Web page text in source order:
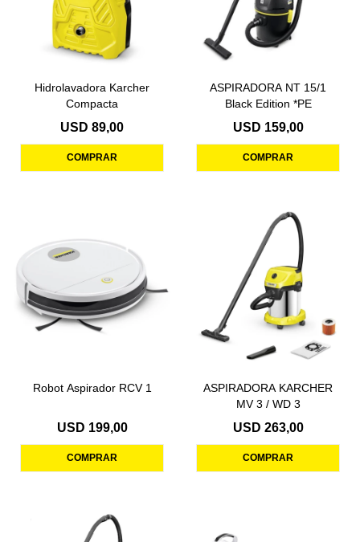
Hidrolavadora Karcher
Compacta
USD 89,00
ASPIRADORA NT 15/1
Black Edition *PE
USD 159,00
Robot Aspirador RCV 1
USD 199,00
ASPIRADORA KARCHER
MV 3 / WD 3
USD 263,00